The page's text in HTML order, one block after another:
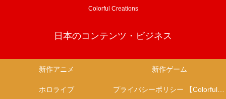
Colorful Creations
日本のコンテンツ・ビジネス
新作アニメ 新作ゲーム
ホロライブ プライバシーポリシー 【Colorful Creation】